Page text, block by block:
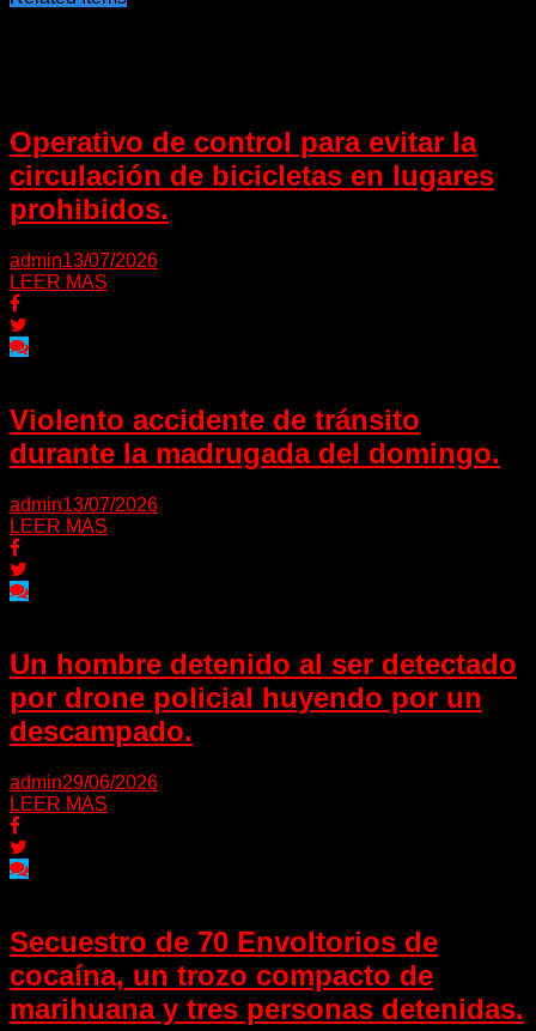
Operativo de control para evitar la
circulación de bicicletas en lugares
prohibidos.
admin13/07/2026
LEER MAS
Violento accidente de tránsito
durante la madrugada del domingo.
admin13/07/2026
LEER MAS
Un hombre detenido al ser detectado
por drone policial huyendo por un
descampado.
admin29/06/2026
LEER MAS
Secuestro de 70 Envoltorios de
cocaína, un trozo compacto de
marihuana y tres personas detenidas.